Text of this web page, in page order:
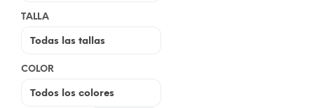
TALLA
COLOR